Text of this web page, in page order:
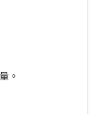
。